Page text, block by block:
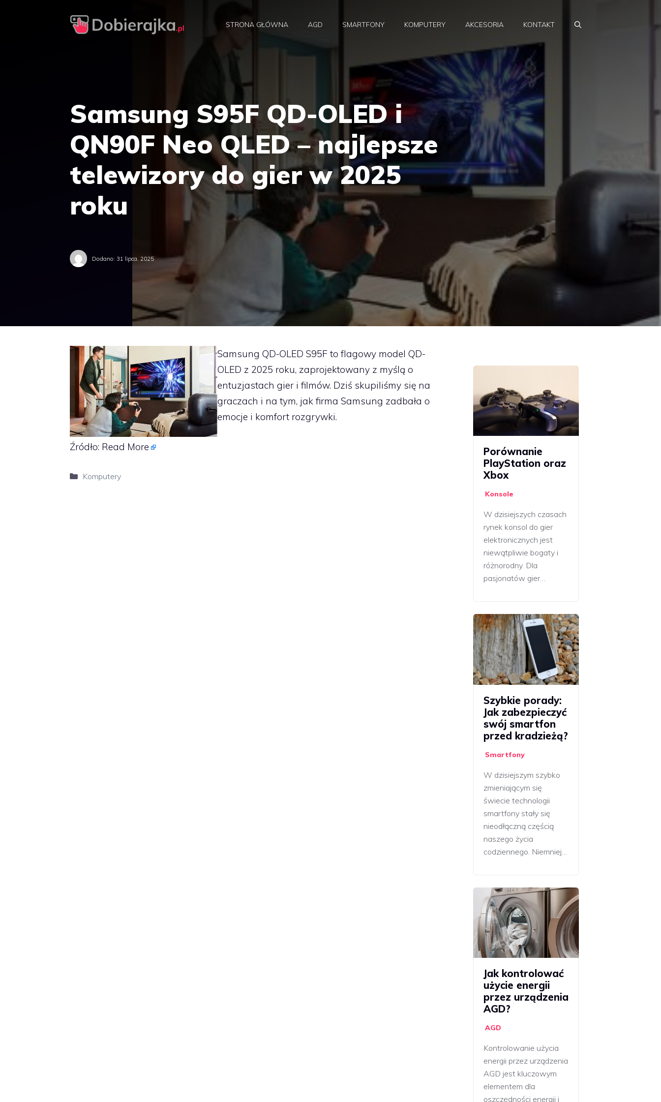
STRONA GŁÓWNA AGD SMARTFONY KOMPUTERY AKCESORIA KONTAKT
Samsung S95F QD-OLED i
QN90F Neo QLED – najlepsze
telewizory do gier w 2025
roku
Dodano: 31 lipca, 2025
Samsung QD-OLED S95F to flagowy model QD-
OLED z 2025 roku, zaprojektowany z myślą o
entuzjastach gier i filmów. Dziś skupiliśmy się na
graczach i na tym, jak firma Samsung zadbała o
emocje i komfort rozgrywki.
Źródło: Read More
Kategorie
Komputery
Porównanie
PlayStation oraz
Xbox
Konsole
W dzisiejszych czasach
rynek konsol do gier
elektronicznych jest
niewątpliwie bogaty i
różnorodny. Dla
pasjonatów gier…
Szybkie porady:
Jak zabezpieczyć
swój smartfon
przed kradzieżą?
Smartfony
W dzisiejszym szybko
zmieniającym się
świecie technologii
smartfony stały się
nieodłączną częścią
naszego życia
codziennego. Niemniej…
Jak kontrolować
użycie energii
przez urządzenia
AGD?
AGD
Kontrolowanie użycia
energii przez urządzenia
AGD jest kluczowym
elementem dla
oszczędności energii i